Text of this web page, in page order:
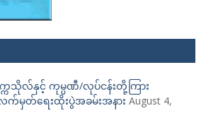
က္ကသိုလ်နှင့် ကုမ္ပဏီ/လုပ်ငန်းတို့ကြား
မှတ်ရေးထိုးပွဲအခမ်းအနား August 4,